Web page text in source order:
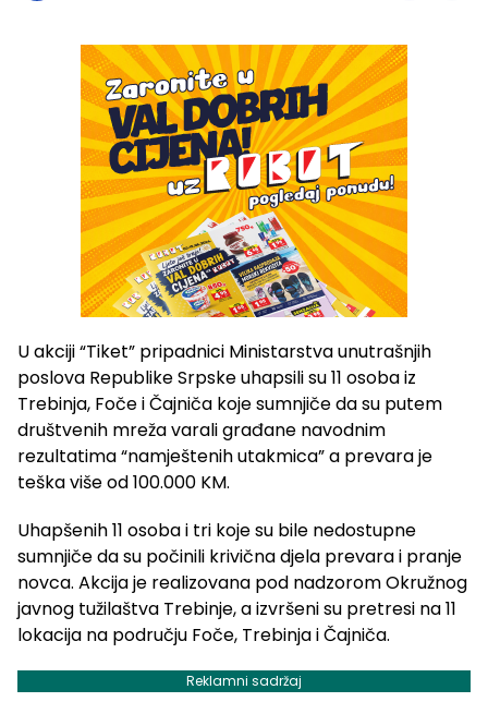
U akciji “Tiket” pripadnici Ministarstva unutrašnjih
poslova Republike Srpske uhapsili su 11 osoba iz
Trebinja, Foče i Čajniča koje sumnjiče da su putem
društvenih mreža varali građane navodnim
rezultatima “namještenih utakmica” a prevara je
teška više od 100.000 KM.
Uhapšenih 11 osoba i tri koje su bile nedostupne
sumnjiče da su počinili krivična djela prevara i pranje
novca. Akcija je realizovana pod nadzorom Okružnog
javnog tužilaštva Trebinje, a izvršeni su pretresi na 11
lokacija na području Foče, Trebinja i Čajniča.
Reklamni sadržaj